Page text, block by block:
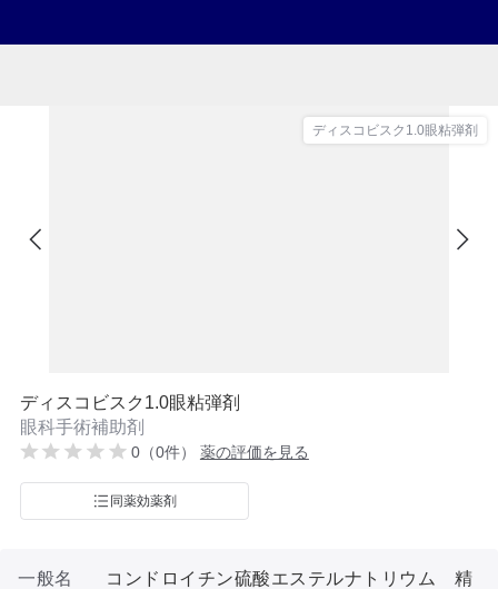
ディスコビスク1.0眼粘弾剤
ディスコビスク1.0眼粘弾剤
眼科手術補助剤
0（0件） 薬の評価を見る
同薬効薬剤
一般名
コンドロイチン硫酸エステルナトリウム 精